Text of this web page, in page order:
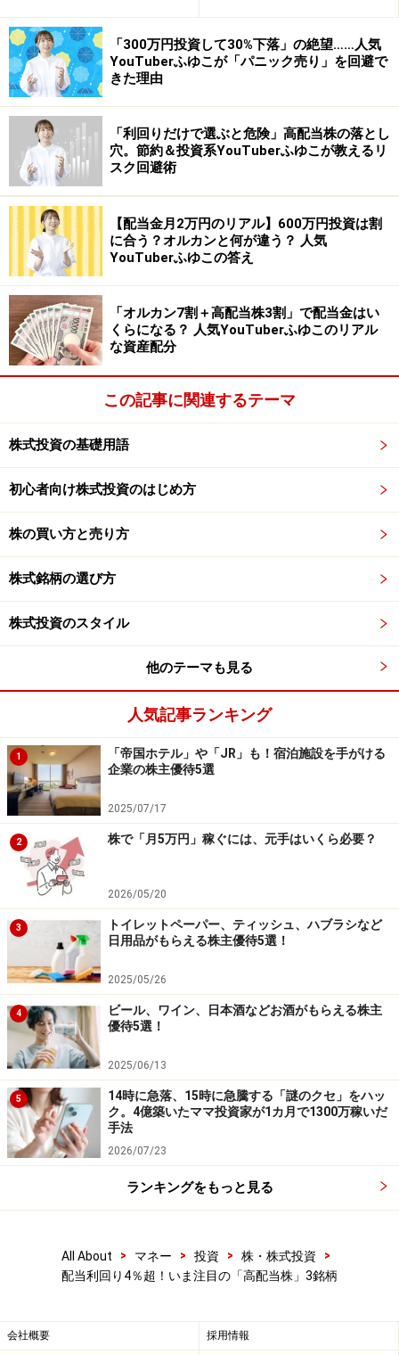
イモバイル」も展開しています。傘下にはヤフーを擁す
るZホールディングス（ZHD）。ZHDの子会社には衣料
ECの「ZOZOTOWN」運営のZOZOなどもあります。
2023年3月期も利益は高水準です。年間配当は86円の安
定配当。通信事業では大幅な伸びは期待できませんが、
中長期的には非通信の子会社群の収益貢献が期待されま
す。配当利回りは5％台半ばとなっています。
＊参考：会社四季報
※記載している配当利回りは、原稿執筆時点（2022年7月
15日）での数値になります。また、記載している情報
は、正確かつ信頼しうると判断した情報源から入手して
おりますが、その正確性または完全性を保証したもので
はありません。予告なく変更される場合があります。ま
た、資産運用、投資はリスクを伴います。投資に関する
最終判断は、御自身の責任でお願い申し上げます。
※記事内容は執筆時点のものです。最新の内容をご確認くださ
い。
本記事の内容は一般的な情報提供を目的としており、特定の金融
商品や投資行動を推奨するものではありません。
投資や資産運用に関する最終的なご判断はご自身の責任において
が、その内容を保証するものではなく、これに基づく損失・損害
の公式情報をご確認ください。
【編集部からのお知らせ】
・「家計」について、アンケート（2026/8/31まで）を実施
※抽選で20名にAmazonギフト券1000円分プレゼント
※謝礼付きの限定アンケートやモニター企画に参加が可能に
なります
「300万円投資して30%下落」の絶望……人気
YouTuberふゆこが「パニック売り」を回避で
きた理由
「利回りだけで選ぶと危険」高配当株の落とし
穴。節約＆投資系YouTuberふゆこが教えるリ
スク回避術
【配当金月2万円のリアル】600万円投資は割
に合う？オルカンと何が違う？ 人気
YouTuberふゆこの答え
「オルカン7割＋高配当株3割」で配当金はい
くらになる？ 人気YouTuberふゆこのリアル
な資産配分
この記事に関連するテーマ
株式投資の基礎用語
初心者向け株式投資のはじめ方
株の買い方と売り方
株式銘柄の選び方
株式投資のスタイル
他のテーマも見る
人気記事ランキング
1
「帝国ホテル」や「JR」も！宿泊施設を手がける
企業の株主優待5選
2025/07/17
2 株で「月5万円」稼ぐには、元手はいくら必要？
2026/05/20
3
トイレットペーパー、ティッシュ、ハブラシなど
日用品がもらえる株主優待5選！
2025/05/26
4
ビール、ワイン、日本酒などお酒がもらえる株主
優待5選！
2025/06/13
5
14時に急落、15時に急騰する「謎のクセ」をハッ
ク。4億築いたママ投資家が1カ月で1300万稼いだ
手法
2026/07/23
ランキングをもっと見る
All About > マネー > 投資 > 株・株式投資
>
配当利回り4％超！いま注目の「高配当株」3銘柄
会社概要 採用情報